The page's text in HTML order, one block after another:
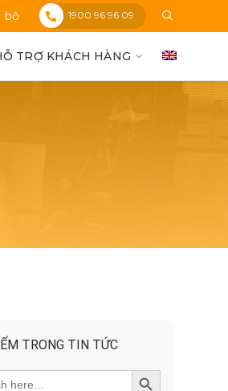
bộ 1900 96 96 09
TRỢ KHÁCH HÀNG
TRONG TIN TỨC
SEARCH BUTTON